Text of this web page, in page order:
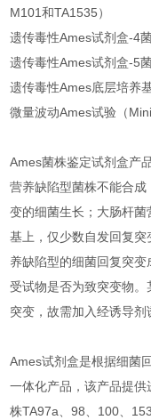
M101和TA1535）
遗传毒性Ames试剂盒-4
遗传毒性Ames试剂盒-5
遗传毒性Ames底层培养
微量波动Ames试验（
Ames菌株鉴定试剂盒产
营养缺陷型菌株不能合
变的细菌生长；大肠杆
基上，仅少数自发回复
养缺陷型的细菌回复突
受试物是否为致突变物
突变，故需加入经诱导剂
Ames试剂盒是根据细菌
一体化产品，该产品提
株TA97a、98、100、